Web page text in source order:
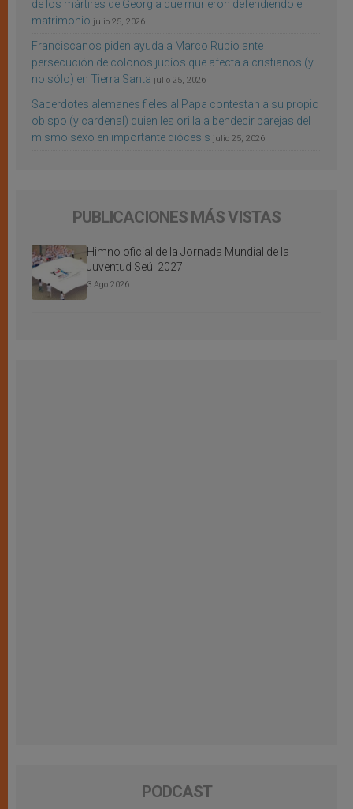
de los mártires de Georgia que murieron defendiendo el
matrimonio julio 25, 2026
Franciscanos piden ayuda a Marco Rubio ante
persecución de colonos judíos que afecta a cristianos (y
no sólo) en Tierra Santa julio 25, 2026
Sacerdotes alemanes fieles al Papa contestan a su propio
obispo (y cardenal) quien les orilla a bendecir parejas del
mismo sexo en importante diócesis julio 25, 2026
PUBLICACIONES MÁS VISTAS
Himno oficial de la Jornada Mundial de la
Juventud Seúl 2027
3 Ago 2026
PODCAST